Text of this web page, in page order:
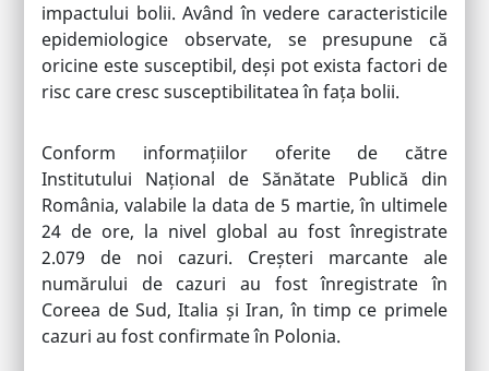
impactului bolii. Având în vedere caracteristicile
epidemiologice observate, se presupune că
oricine este susceptibil, deși pot exista factori de
risc care cresc susceptibilitatea în fața bolii.
Conform informațiilor oferite de către
Institutului Național de Sănătate Publică din
România, valabile la data de 5 martie, în ultimele
24 de ore, la nivel global au fost înregistrate
2.079 de noi cazuri. Creșteri marcante ale
numărului de cazuri au fost înregistrate în
Coreea de Sud, Italia și Iran, în timp ce primele
cazuri au fost confirmate în Polonia.